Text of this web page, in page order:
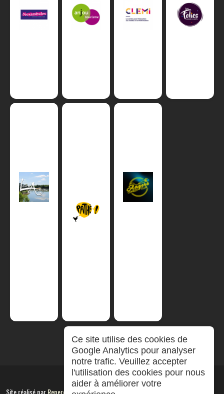
Site réalisé parRepereCom
Ce site utilise des cookies de
Google Analytics pour analyser
notre trafic. Veuillez accepter
l'utilisation des cookies pour nous
aider à améliorer votre